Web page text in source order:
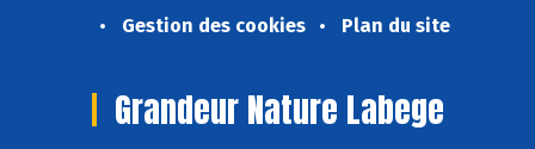
Gestion des cookies
Plan du site
Grandeur Nature Labege